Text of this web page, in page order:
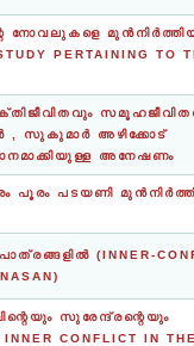
നോവലുകളെ
PERTAINING TO
, സുകുമാർ അഴിക്കോട്
അനേഷണം
പൂരം പടയണി
(INNER-
സുരേന്ദ്രന്റെയും
CONFLICT IN